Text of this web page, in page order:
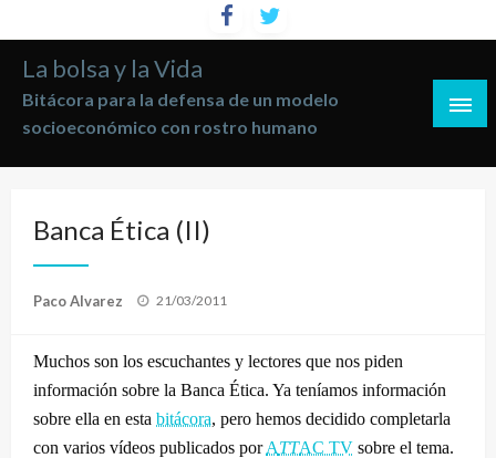
al
contenido
La bolsa y la Vida
Bitácora para la defensa de un modelo
socioeconómico con rostro humano
Banca Ética (II)
Paco Alvarez
Publicado
21/03/2011
Muchos son los escuchantes y lectores que nos piden
información sobre la Banca Ética. Ya teníamos información
sobre ella en esta bitácora, pero hemos decidido completarla
con varios vídeos publicados porATTAC TV sobre el tema.